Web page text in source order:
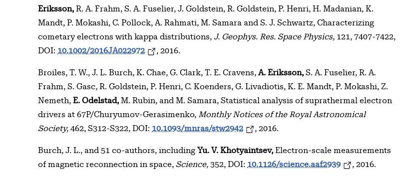
Eriksson, R. A. Frahm, S. A. Fuselier, J. Goldstein, R. Goldstein, P. Henri, H. Madanian, K.
Mandt, P. Mokashi, C. Pollock, A. Rahmati, M. Samara and S. J. Schwartz, Characterizing
cometary electrons with kappa distributions, J. Geophys. Res. Space Physics, 121, 7407-7422,
DOI: 10.1002/2016JA022972 , 2016.
Broiles, T. W., J. L. Burch, K. Chae, G. Clark, T. E. Cravens, A. Eriksson, S. A. Fuselier, R. A.
Frahm, S. Gasc, R. Goldstein, P. Henri, C. Koenders, G. Livadiotis, K. E. Mandt, P. Mokashi, Z.
Nemeth, E. Odelstad, M. Rubin, and M. Samara, Statistical analysis of suprathermal electron
drivers at 67P/Churyumov-Gerasimenko, Monthly Notices of the Royal Astronomical
Society, 462, S312-S322, DOI: 10.1093/mnras/stw2942 , 2016.
Burch, J. L., and 51 co-authors, including Yu. V. Khotyaintsev, Electron-scale measurements
of magnetic reconnection in space, Science, 352, DOI: 10.1126/science.aaf2939 , 2016.